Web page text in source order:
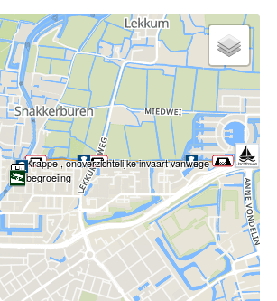
Krappe , onoverzichtelijke invaart vanwege
begroeiing